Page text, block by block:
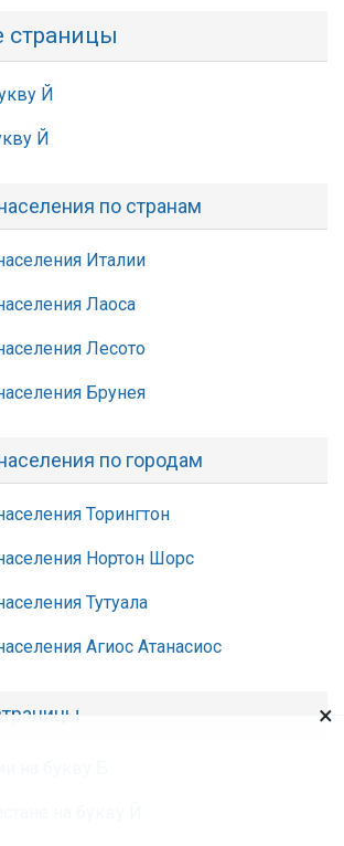
страницы
Й
Й
по странам
Италии
Лаоса
Лесото
Брунея
по городам
Торингтон
Нортон Шорс
Тутуала
Агиос Атанасиос
×